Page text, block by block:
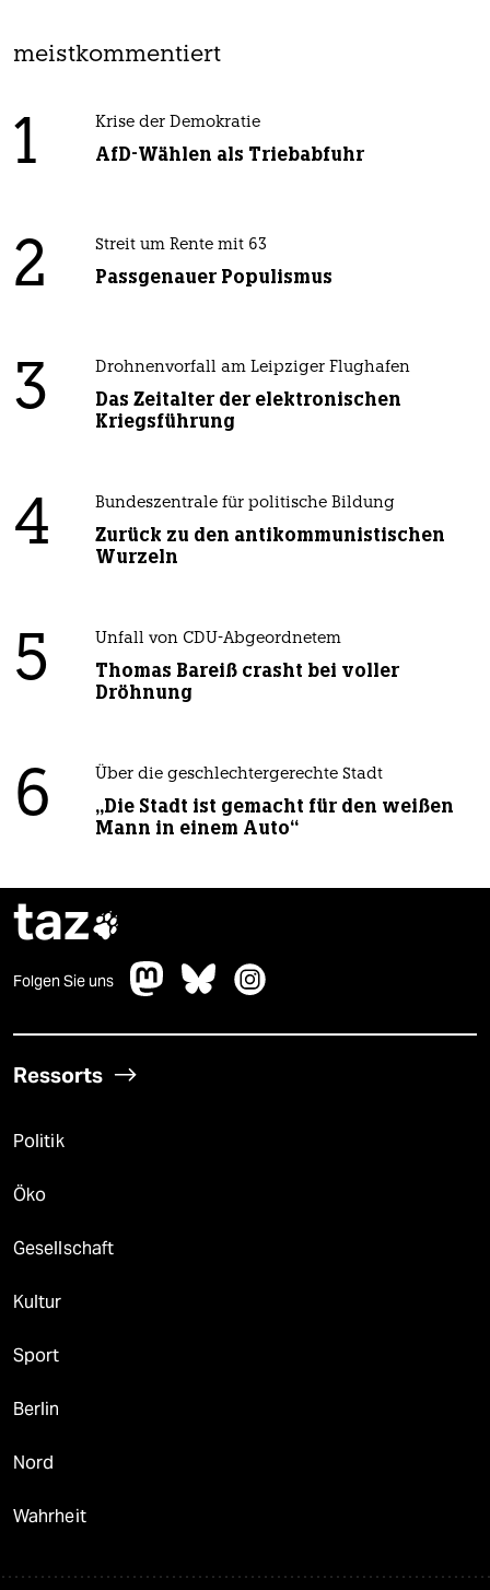
meistkommentiert
1 Krise der Demokratie
AfD-Wählen als Triebabfuhr
2 Streit um Rente mit 63
Passgenauer Populismus
3 Drohnenvorfall am Leipziger Flughafen
Das Zeitalter der elektronischen
Kriegsführung
4 Bundeszentrale für politische Bildung
Zurück zu den antikommunistischen
Wurzeln
5 Unfall von CDU-Abgeordnetem
Thomas Bareiß crasht bei voller
Dröhnung
6 Über die geschlechtergerechte Stadt
„Die Stadt ist gemacht für den weißen
Mann in einem Auto“
taz
Folgen Sie uns
Ressorts
Politik
Öko
Gesellschaft
Kultur
Sport
Berlin
Nord
Wahrheit